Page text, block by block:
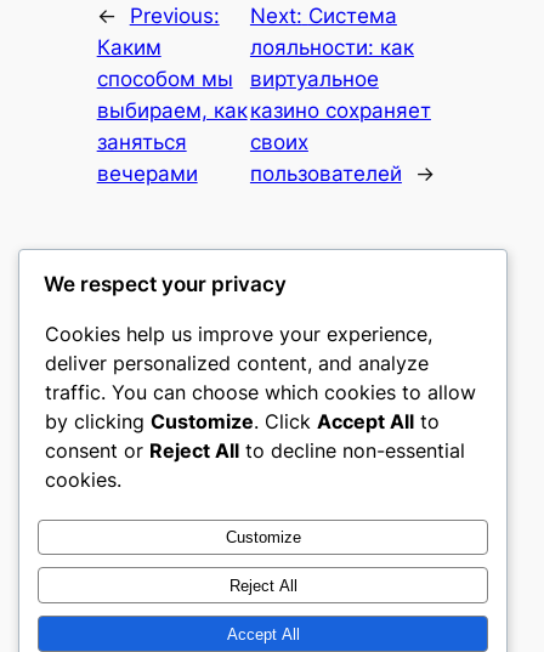
←
Previous:
Каким
способом мы
выбираем, как
заняться
вечерами
Next: Система
лояльности: как
виртуальное
казино сохраняет
своих
пользователей
→
Fundația Tradiții Sănătoase
My WordPress Blog
About
Careers
Privacy
Terms and Conditions
Contact Us
Social
Twitter/X
We respect your privacy
Cookies help us improve your experience,
deliver personalized content, and analyze
traffic. You can choose which cookies to allow
by clicking Customize. Click Accept All to
consent or Reject All to decline non-essential
cookies.
Customize
Reject All
Accept All